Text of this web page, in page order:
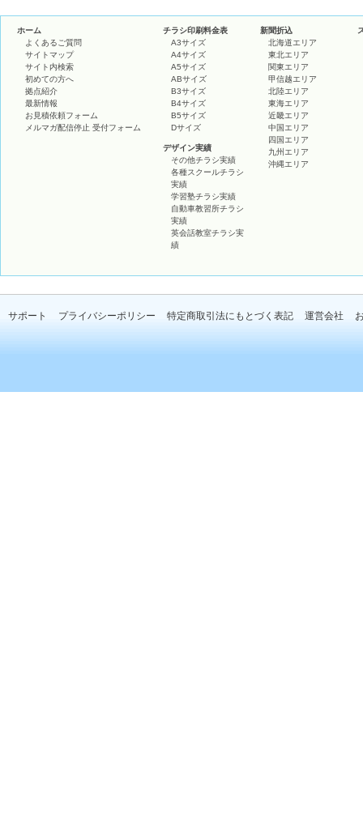
ホーム
よくあるご質問
サイトマップ
サイト内検索
初めての方へ
拠点紹介
最新情報
お見積依頼フォーム
メルマガ配信停止 受付フォーム
チラシ印刷料金表
A3サイズ
A4サイズ
A5サイズ
ABサイズ
B3サイズ
B4サイズ
B5サイズ
Dサイズ
デザイン実績
その他チラシ実績
各種スクールチラシ
実績
学習塾チラシ実績
自動車教習所チラシ
実績
英会話教室チラシ実
績
新聞折込
北海道エリア
東北エリア
関東エリア
甲信越エリア
北陸エリア
東海エリア
近畿エリア
中国エリア
四国エリア
九州エリア
沖縄エリア
サポート プライバシーポリシー 特定商取引法にもとづく表記 運営会社